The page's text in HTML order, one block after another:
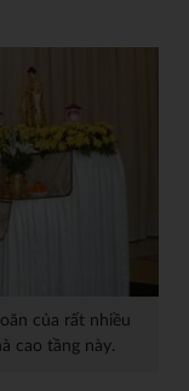
của rất nhiều
cao tầng này.